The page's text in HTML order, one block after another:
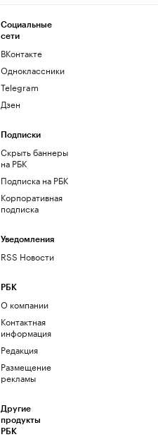
Социальные
сети
ВКонтакте
Одноклассники
Telegram
Дзен
Подписки
Скрыть баннеры
на РБК
Подписка на РБК
Корпоративная
подписка
Уведомления
RSS Новости
РБК
О компании
Контактная
информация
Редакция
Размещение
рекламы
Другие
продукты
РБК